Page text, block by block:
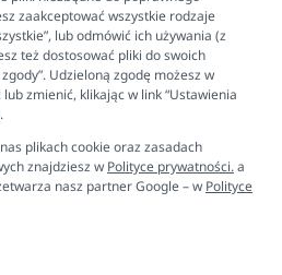
zaakceptować wszystkie rodzaje
lub odmówić ich używania (z
też dostosować pliki do swoich
Udzieloną zgodę możesz w
zmienić, klikając w link “Ustawienia
plikach cookie oraz zasadach
znajdziesz w Polityce prywatności.a
nasz partner Google – w Polityce